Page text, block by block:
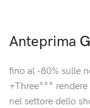
Anteprima
fino al -80% sulle
+Three°°°
nel settore dello